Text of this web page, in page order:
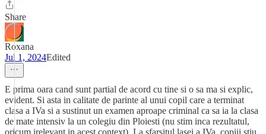
Share
Roxana
Jul 1, 2024Edited
E prima oara cand sunt partial de acord cu tine si o sa ma si explic,
evident. Si asta in calitate de parinte al unui copil care a terminat
clasa a IVa si a sustinut un examen aproape criminal ca sa ia la clasa
de mate intensiv la un colegiu din Ploiesti (nu stim inca rezultatul,
oricum irelevant in acest context). La sfarsitul lasei a IVa, copiii stiu